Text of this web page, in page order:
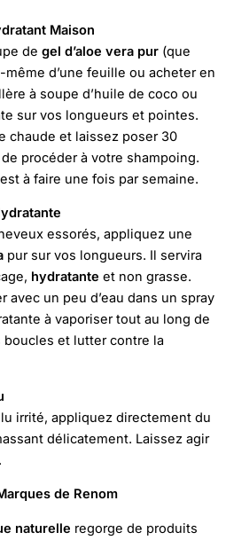
Maison
de gel d’aloe vera pur (que
d’une feuille ou acheter en
à soupe d’huile de coco ou
sur vos longueurs et pointes.
chaude et laissez poser 30
procéder à votre shampoing.
est à faire une fois par semaine.
essorés, appliquez une
pur sur vos longueurs. Il servira
hydratante et non grasse.
avec un peu d’eau dans un spray
à vaporiser tout au long de
boucles et lutter contre la
irrité, appliquez directement du
délicatement. Laissez agir
de Renom
naturelle regorge de produits